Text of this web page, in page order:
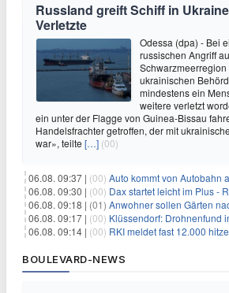
Russland greift Schiff in
Verletzte
Odessa (dpa) - Bei
russischen Angriff
ukrainischen
mindestens ein
weitere verletzt
ein unter der Flagge von Guinea-Bissau
Handelsfrachter getroffen, der mit
war», teilte […] (00)
06.08. 09:37 | (00) Auto kommt von Autobahn
06.08. 09:30 | (00) Dax startet leicht im Plus -
06.08. 09:18 | (01) Anwohner sollen Gärten nach
06.08. 09:17 | (00) Klüssendorf: Drohnenfund
06.08. 09:14 | (00) RKI meldet fast 12.000
BOULEVARD-NEWS